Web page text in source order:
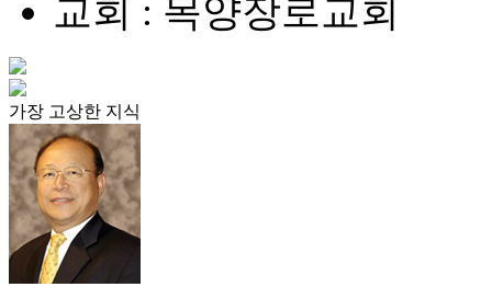
교회 : 목양장로교회
가장 고상한 지식